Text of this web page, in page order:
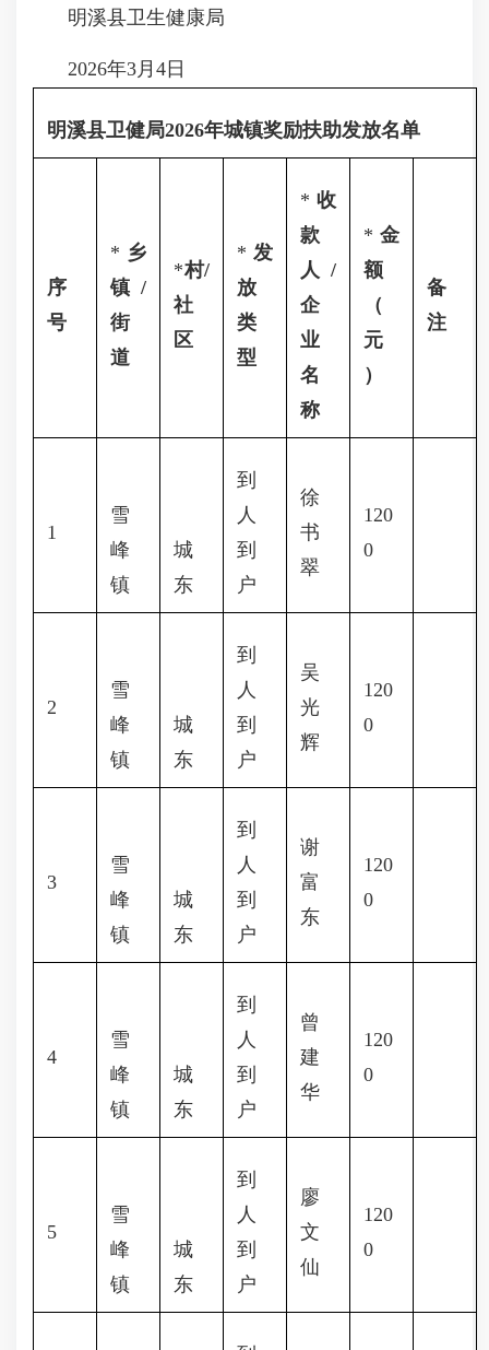
明溪县卫生健康局
2026年3月4日
明溪县卫健局2026年城镇奖励扶助发放名单
序
号
* 乡
镇/
街
道
*村/
社
区
* 发
放
类
型
* 收
款
人/
企
业
名
称
* 金
额
（
元
）
备
注
1
雪
峰
镇
城
东
到
人
到
户
徐
书
翠
120
0
2
雪
峰
镇
城
东
到
人
到
户
吴
光
辉
120
0
3
雪
峰
镇
城
东
到
人
到
户
谢
富
东
120
0
4
雪
峰
镇
城
东
到
人
到
户
曾
建
华
120
0
5
雪
峰
镇
城
东
到
人
到
户
廖
文
仙
120
0